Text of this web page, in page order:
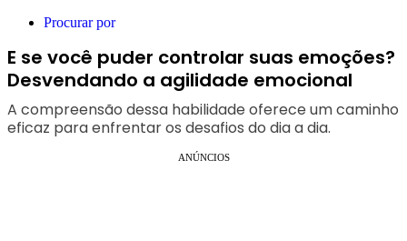
Procurar por
E se você puder controlar suas emoções?
Desvendando a agilidade emocional
A compreensão dessa habilidade oferece um caminho
eficaz para enfrentar os desafios do dia a dia.
ANÚNCIOS